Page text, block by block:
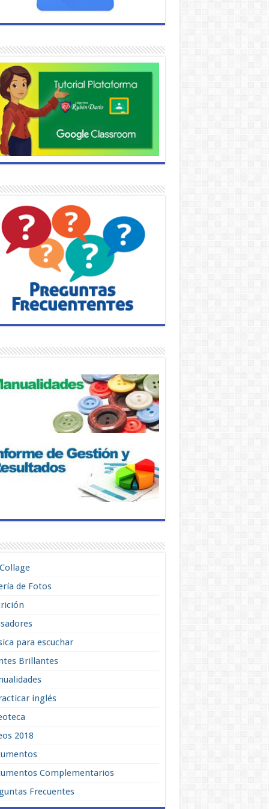
de Fotos
para escuchar
Brillantes
inglés
2018
Complementarios
Frecuentes